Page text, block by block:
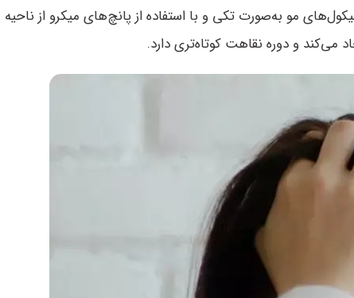
مو به‌صورت تکی و با استفاده از پانچ‌های میکرو از ناحیه
می‌کند و دوره نقاهت کوتاه‌تری دارد.